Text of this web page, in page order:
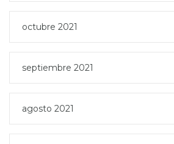
octubre 2021
septiembre 2021
agosto 2021